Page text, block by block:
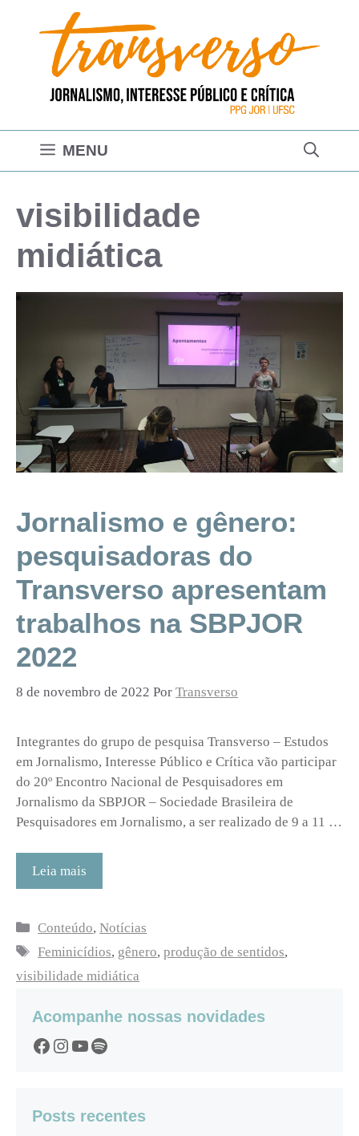
conteúdo
MENU
visibilidade
midiática
Jornalismo e gênero:
pesquisadoras do
Transverso apresentam
trabalhos na SBPJOR
2022
8 de novembro de 2022 Por Transverso
Integrantes do grupo de pesquisa Transverso – Estudos
em Jornalismo, Interesse Público e Crítica vão participar
do 20º Encontro Nacional de Pesquisadores em
Jornalismo da SBPJOR – Sociedade Brasileira de
Pesquisadores em Jornalismo, a ser realizado de 9 a 11 …
Leia mais
Categorias
Conteúdo,Notícias
Tags
Feminicídios, gênero,produção de sentidos,
visibilidade midiática
Acompanhe nossas novidades
Facebook
Instagram
YouTube
Spotify
Posts recentes